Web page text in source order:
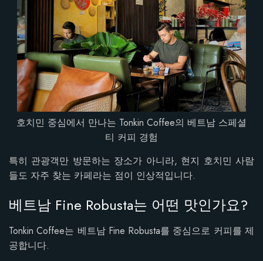
호치민 중심에서 만나는 Tonkin Coffee의 베트남 스페셜
티 커피 경험
특히 관광객만 방문하는 장소가 아니라, 현지 호치민 사람
들도 자주 찾는 카페라는 점이 인상적입니다.
베트남 Fine Robusta는 어떤 맛인가요?
Tonkin Coffee는 베트남 Fine Robusta를 중심으로 커피를 제
공합니다.